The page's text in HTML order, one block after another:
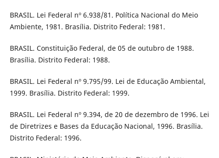
BRASIL. Lei Federal nº 6.938/81. Política Nacional do Meio
Ambiente, 1981. Brasília. Distrito Federal: 1981.
BRASIL. Constituição Federal, de 05 de outubro de 1988.
Brasília. Distrito Federal: 1988.
BRASIL. Lei Federal nº 9.795/99. Lei de Educação Ambiental,
1999. Brasília. Distrito Federal: 1999.
BRASIL. Lei Federal nº 9.394, de 20 de dezembro de 1996. Lei
de Diretrizes e Bases da Educação Nacional, 1996. Brasília.
Distrito Federal: 1996.